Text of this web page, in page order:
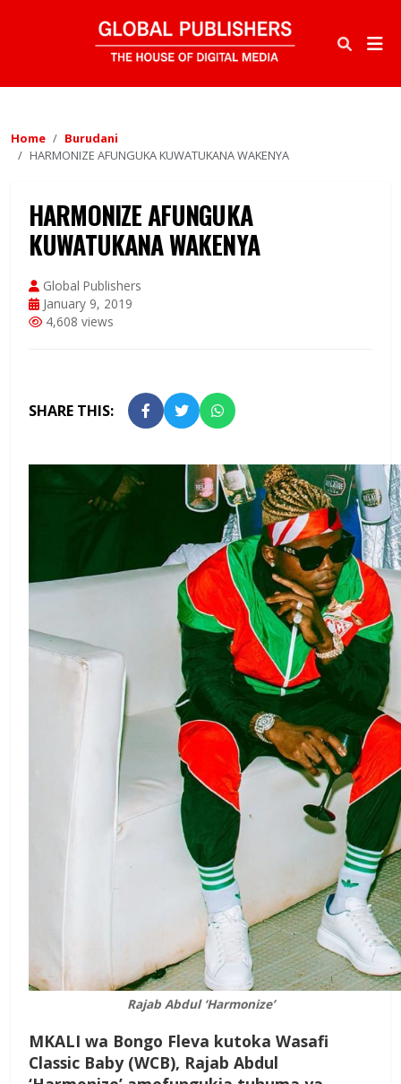
Home
Burudani
HARMONIZE AFUNGUKA KUWATUKANA WAKENYA
HARMONIZE AFUNGUKA
KUWATUKANA WAKENYA
Global Publishers
January 9, 2019
4,608 views
SHARE THIS:
Rajab Abdul ‘Harmonize’
MKALI wa Bongo Fleva kutoka Wasafi
Classic Baby (WCB), Rajab Abdul